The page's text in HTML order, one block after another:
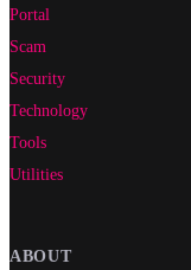
Portal
Scam
Security
Technology
Tools
Utilities
ABOUT